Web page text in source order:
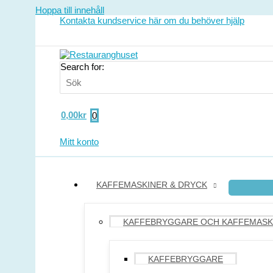
Hoppa till innehåll
Kontakta kundservice här om du behöver hjälp
Search for:
0,00kr 0
Mitt konto
KAFFEMASKINER & DRYCK
KAFFEBRYGGARE OCH
KAFFEBRYGGARE